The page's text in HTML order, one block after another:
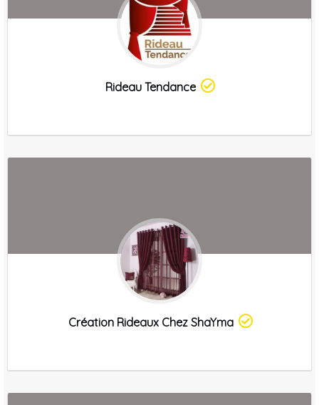
Rideau Tendance
Création Rideaux Chez ShaYma